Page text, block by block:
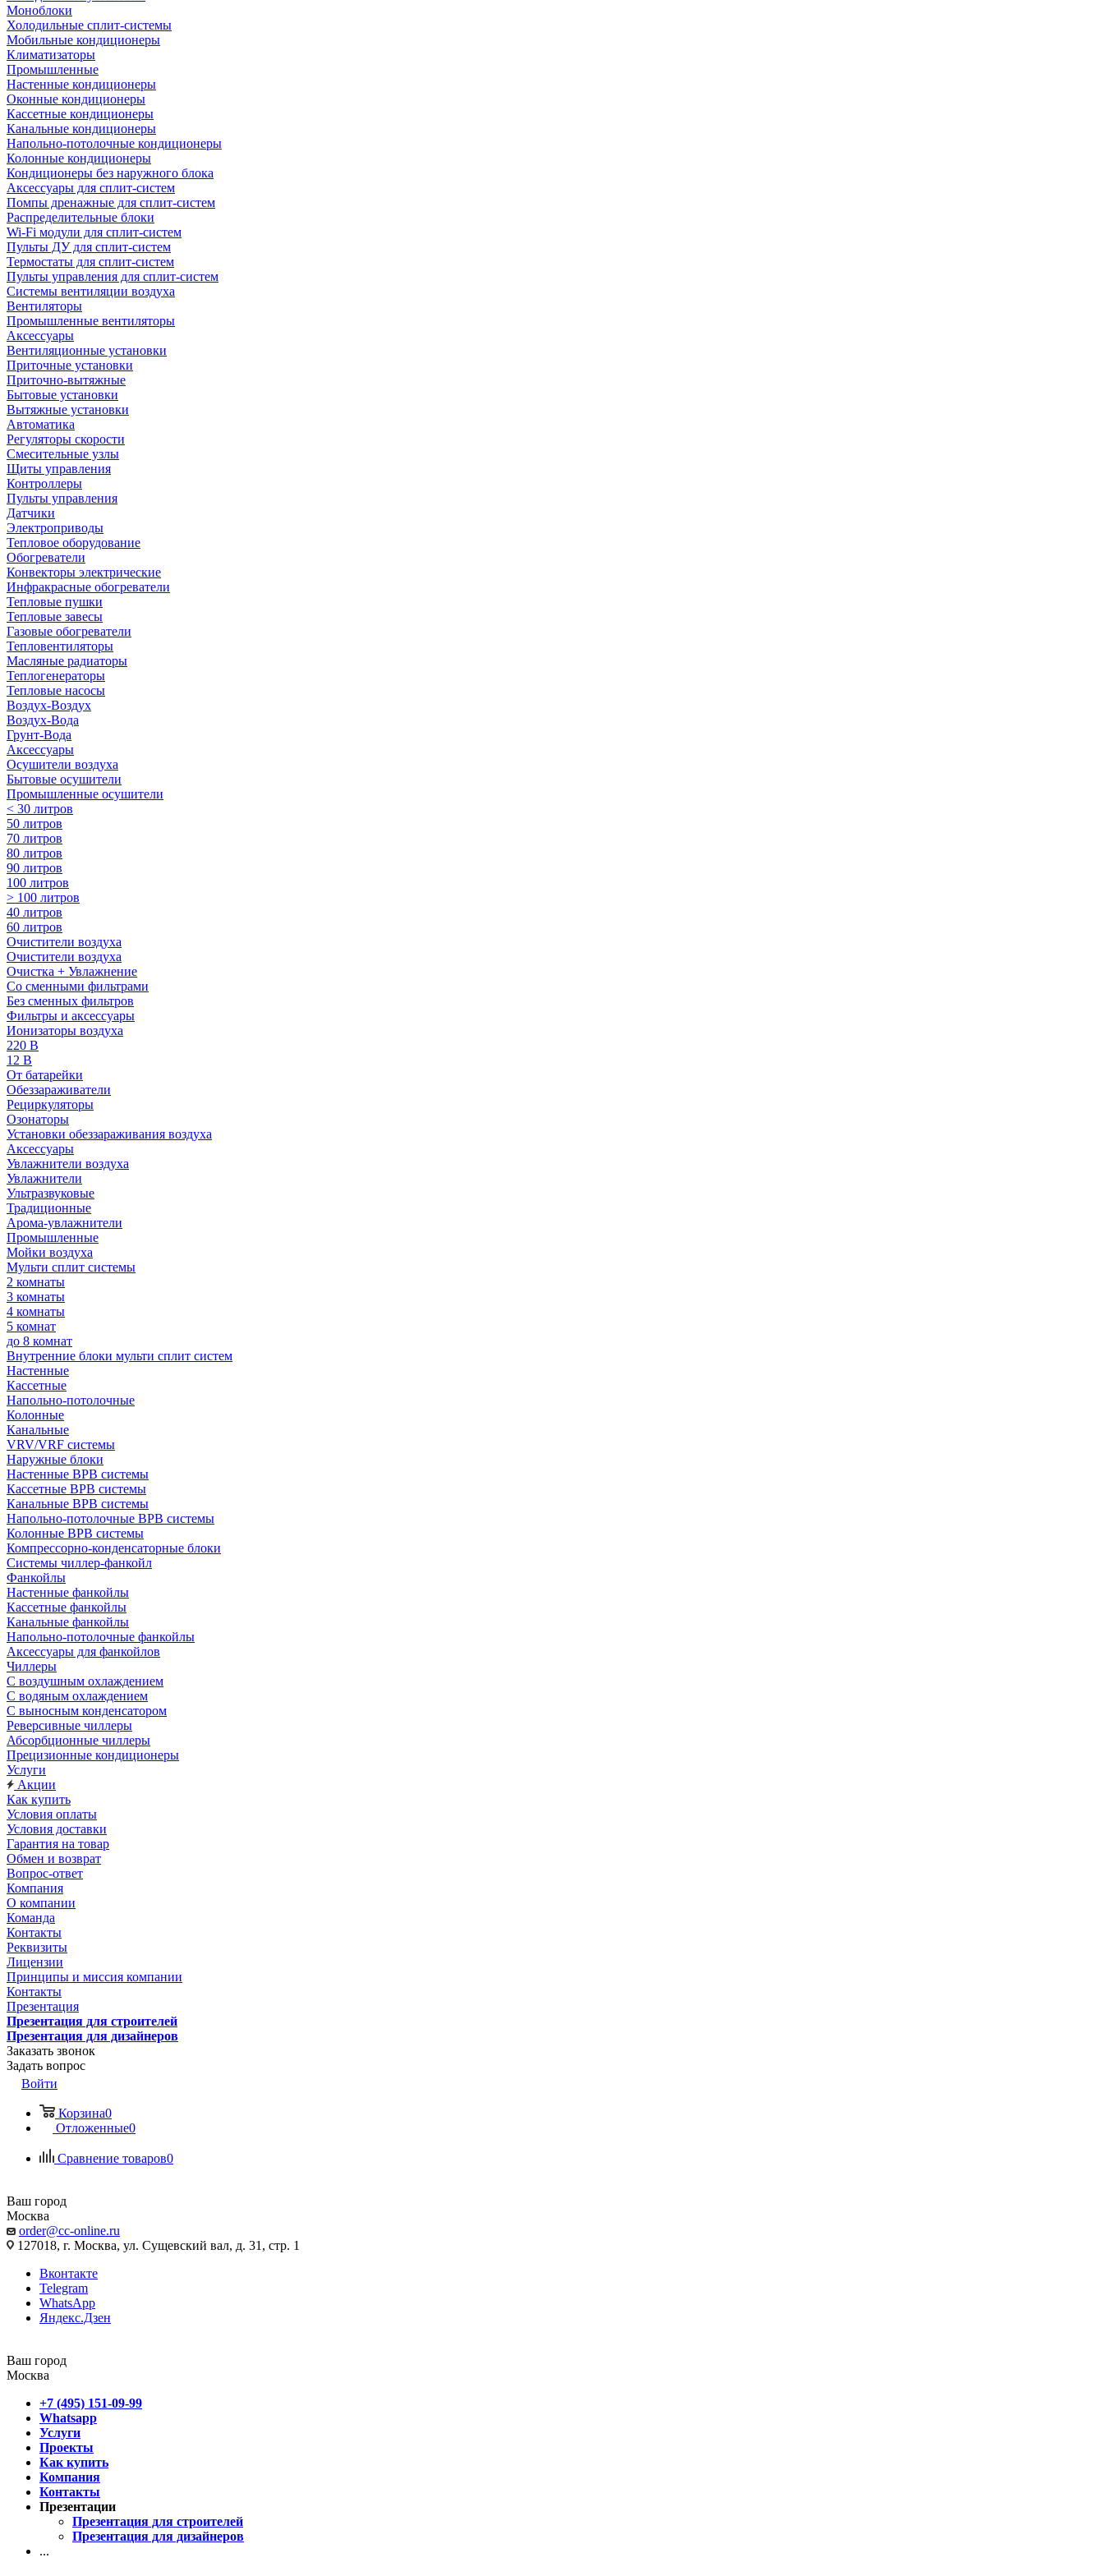
Моноблоки
Холодильные сплит-системы
Мобильные кондиционеры
Климатизаторы
Промышленные
Настенные кондиционеры
Оконные кондиционеры
Кассетные кондиционеры
Канальные кондиционеры
Напольно-потолочные кондиционеры
Колонные кондиционеры
Кондиционеры без наружного блока
Аксессуары для сплит-систем
Помпы дренажные для сплит-систем
Распределительные блоки
Wi-Fi модули для сплит-систем
Пульты ДУ для сплит-систем
Термостаты для сплит-систем
Пульты управления для сплит-систем
Системы вентиляции воздуха
Вентиляторы
Промышленные вентиляторы
Аксессуары
Вентиляционные установки
Приточные установки
Приточно-вытяжные
Бытовые установки
Вытяжные установки
Автоматика
Регуляторы скорости
Смесительные узлы
Щиты управления
Контроллеры
Пульты управления
Датчики
Электроприводы
Тепловое оборудование
Обогреватели
Конвекторы электрические
Инфракрасные обогреватели
Тепловые пушки
Тепловые завесы
Газовые обогреватели
Тепловентиляторы
Масляные радиаторы
Теплогенераторы
Тепловые насосы
Воздух-Воздух
Воздух-Вода
Грунт-Вода
Аксессуары
Осушители воздуха
Бытовые осушители
Промышленные осушители
< 30 литров
50 литров
70 литров
80 литров
90 литров
100 литров
> 100 литров
40 литров
60 литров
Очистители воздуха
Очистители воздуха
Очистка + Увлажнение
Cо сменными фильтрами
Без сменных фильтров
Фильтры и аксессуары
Ионизаторы воздуха
220 В
12 В
От батарейки
Обеззараживатели
Рециркуляторы
Озонаторы
Установки обеззараживания воздуха
Аксессуары
Увлажнители воздуха
Увлажнители
Ультразвуковые
Традиционные
Арома-увлажнители
Промышленные
Мойки воздуха
Мульти сплит системы
2 комнаты
3 комнаты
4 комнаты
5 комнат
до 8 комнат
Внутренние блоки мульти сплит систем
Настенные
Кассетные
Напольно-потолочные
Колонные
Канальные
VRV/VRF системы
Наружные блоки
Настенные ВРВ системы
Кассетные ВРВ системы
Канальные ВРВ системы
Напольно-потолочные ВРВ системы
Колонные ВРВ системы
Компрессорно-конденсаторные блоки
Системы чиллер-фанкойл
Фанкойлы
Настенные фанкойлы
Кассетные фанкойлы
Канальные фанкойлы
Напольно-потолочные фанкойлы
Аксессуары для фанкойлов
Чиллеры
С воздушным охлаждением
С водяным охлаждением
С выносным конденсатором
Реверсивные чиллеры
Абсорбционные чиллеры
Прецизионные кондиционеры
Услуги
Акции
Как купить
Условия оплаты
Условия доставки
Гарантия на товар
Обмен и возврат
Вопрос-ответ
Компания
О компании
Команда
Контакты
Реквизиты
Лицензии
Принципы и миссия компании
Контакты
Презентация
Презентация для строителей
Презентация для дизайнеров
Заказать звонок
Задать вопрос
Войти
Корзина0
Отложенные0
Сравнение товаров0
Ваш город
Москва
order@cc-online.ru
127018, г. Москва, ул. Сущевский вал, д. 31, стр. 1
Вконтакте
Telegram
WhatsApp
Яндекс.Дзен
Ваш город
Москва
+7 (495) 151-09-99
Whatsapp
Услуги
Проекты
Как купить
Компания
Контакты
Презентации
Презентация для строителей
Презентация для дизайнеров
...